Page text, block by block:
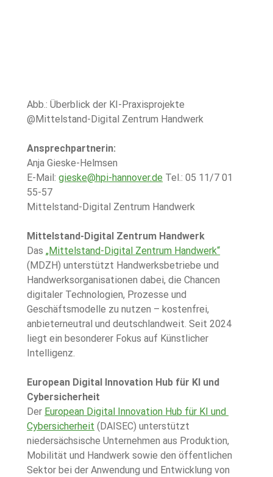
Abb.: Überblick der KI-Praxisprojekte
@Mittelstand-Digital Zentrum Handwerk
Ansprechpartnerin:
Anja Gieske-Helmsen
E-Mail: gieske@hpi-hannover.de Tel.: 05 11/7 01
55-57
Mittelstand-Digital Zentrum Handwerk
Mittelstand-Digital Zentrum Handwerk
Das „Mittelstand-Digital Zentrum Handwerk“
(MDZH) unterstützt Handwerksbetriebe und
Handwerksorganisationen dabei, die Chancen
digitaler Technologien, Prozesse und
Geschäftsmodelle zu nutzen – kostenfrei,
anbieterneutral und deutschlandweit. Seit 2024
liegt ein besonderer Fokus auf Künstlicher
Intelligenz.
European Digital Innovation Hub für KI und
Cybersicherheit
Der European Digital Innovation Hub für KI und
Cybersicherheit (DAISEC) unterstützt
niedersächsische Unternehmen aus Produktion,
Mobilität und Handwerk sowie den öffentlichen
Sektor bei der Anwendung und Entwicklung von